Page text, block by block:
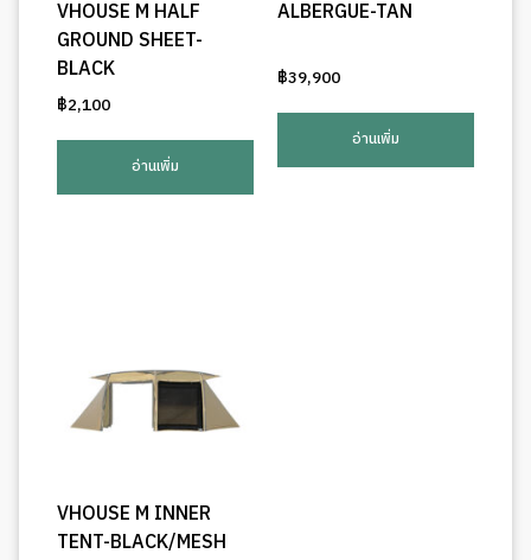
VHOUSE M HALF
GROUND SHEET-
BLACK
฿2,100
อ่านเพิ่ม
ALBERGUE-TAN
฿39,900
อ่านเพิ่ม
VHOUSE M INNER
TENT-BLACK/MESH